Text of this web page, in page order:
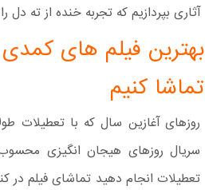
آثاری بپردازیم که تجربه خنده از ته دل
بهترین فیلم های کمدی
تماشا کنیم
روزهای آغازین سال که با تعطیلات
سریال روزهای هیجان انگیزی
تعطیلات انجام دهید تماشای فیلم در